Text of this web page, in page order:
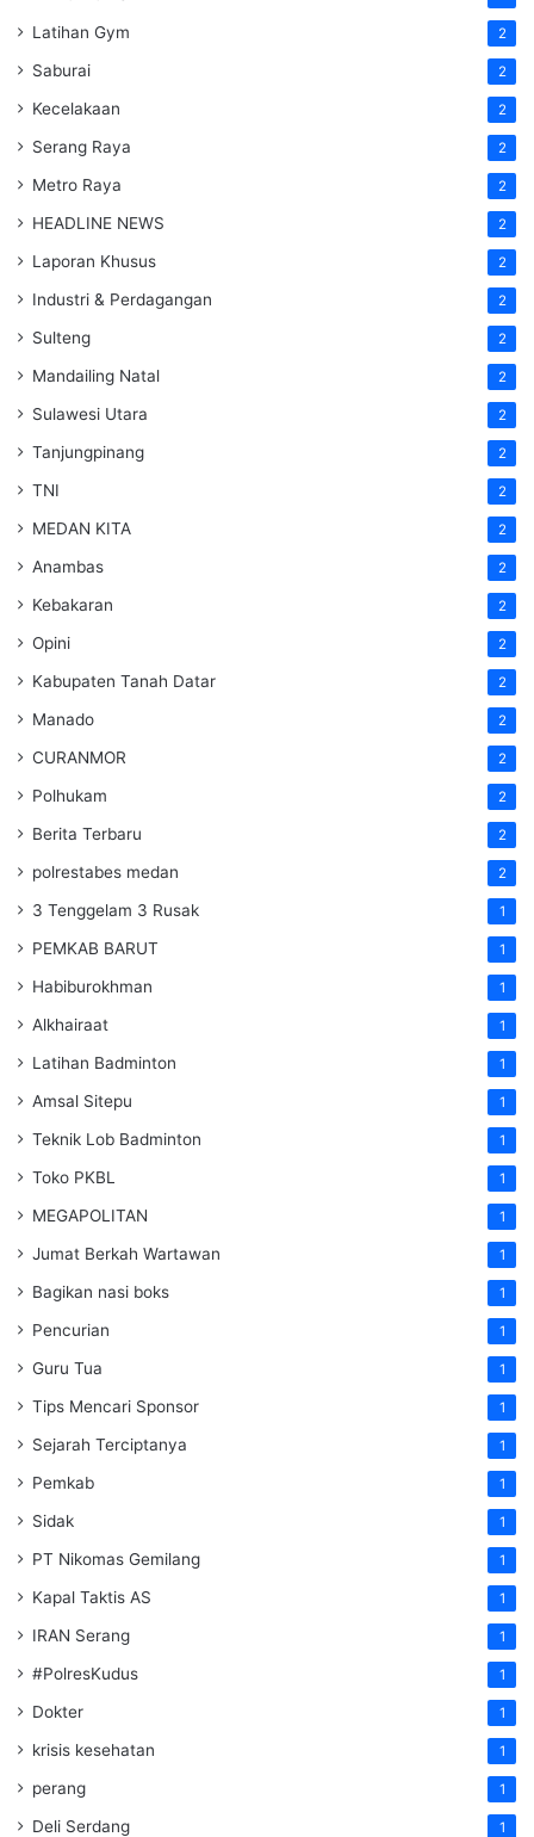
Latihan Gym 2
Saburai 2
Kecelakaan 2
Serang Raya 2
Metro Raya 2
HEADLINE NEWS 2
Laporan Khusus 2
Industri & Perdagangan 2
Sulteng 2
Mandailing Natal 2
Sulawesi Utara 2
Tanjungpinang 2
TNI 2
MEDAN KITA 2
Anambas 2
Kebakaran 2
Opini 2
Kabupaten Tanah Datar 2
Manado 2
CURANMOR 2
Polhukam 2
Berita Terbaru 2
polrestabes medan 2
3 Tenggelam 3 Rusak 1
PEMKAB BARUT 1
Habiburokhman 1
Alkhairaat 1
Latihan Badminton 1
Amsal Sitepu 1
Teknik Lob Badminton 1
Toko PKBL 1
MEGAPOLITAN 1
Jumat Berkah Wartawan 1
Bagikan nasi boks 1
Pencurian 1
Guru Tua 1
Tips Mencari Sponsor 1
Sejarah Terciptanya 1
Pemkab 1
Sidak 1
PT Nikomas Gemilang 1
Kapal Taktis AS 1
IRAN Serang 1
#PolresKudus 1
Dokter 1
krisis kesehatan 1
perang 1
Deli Serdang 1